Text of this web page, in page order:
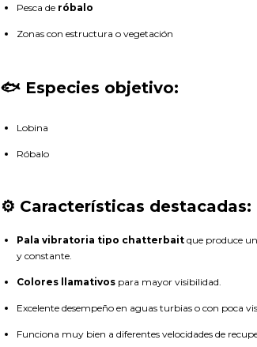
Pesca de róbalo
Zonas con estructura o vegetación
🐟 Especies objetivo:
Lobina
Róbalo
⚙️ Características destacadas:
Pala vibratoria tipo chatterbait que produce
y constante.
Colores llamativos para mayor visibilidad.
Excelente desempeño en aguas turbias o con poca
Funciona muy bien a diferentes velocidades de